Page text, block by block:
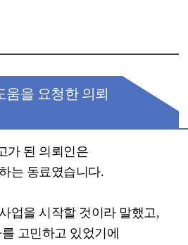
움을 요청한 의뢰
가 된 의뢰인은
는 동료였습니다.
업을 시작할 것이라 말했고 ,
고민하고 있었기에